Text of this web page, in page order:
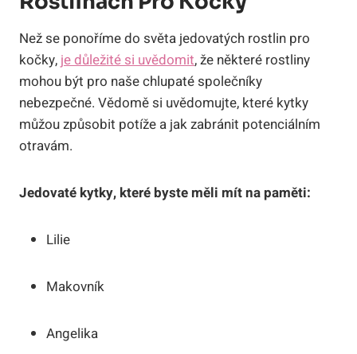
Než se ponoříme do světa jedovatých rostlin pro
kočky, je důležité si uvědomit, že některé rostliny
mohou být pro naše chlupaté společníky
nebezpečné. Vědomě si uvědomujte, které kytky
můžou způsobit potíže a jak zabránit potenciálním
otravám.
Jedovaté kytky, které byste měli mít na paměti:
Lilie
Makovník
Angelika